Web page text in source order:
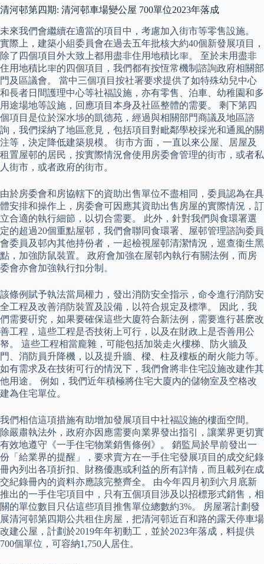
清河邨第四期: 清河邨車場變公屋 700單位2023年落成
未來我們會繼續在適當的項目中，考慮加入街市等零售設施。
實際上，建築小組委員會在過去五年批核大約40個新發展項目，
除了四個項目外大致上都用盡非住用地積比率。 至於未用盡非
住用地積比率的四個項目，我們都有按恆常機制諮詢政府相關部
門及區議會。 當中三個項目按社署要求提供了如特殊幼兒中心
和長者日間護理中心等社福設施，亦有零售、泊車、幼稚園和多
用途場地等設施，回應項目本身及社區整體的需要。 剩下第四
個項目是位於深水埗的凱德苑，經過與相關部門商議及地區諮
詢，我們採納了地區意見，包括項目對毗鄰學校採光和通風的關
注等，決定降低建築規模。 街市方面，一直以來公屋、居屋及
租置屋邨的居民，按實際情況會使用房委會管理的街市，或者私
人街市，或者政府的街市。
由於房委會和房協轄下的資助出售單位不盡相同，委員認為在具
體安排和操作上，房委會可因應其資助出售房屋的實際情況，訂
立合適的執行細節，以切合需要。 此外，針對我們與食環署選
定的超過20個重點屋邨，我們會聯同食環署、屋邨管理諮詢委員
會委員及邨內其他持份者，一起檢視屋邨清潔情況，巡查衞生黑
點，加強防鼠裝置。 政府會加強在屋邨內執行有關法例，而房
委會亦會加強執行扣分制。
該條例賦予執法當局權力，發出消防安全指示，命令進行消防安
全工程及改善消防裝置及設備，以符合規定及標準。 因此，我
們需要硏究，如果要確保這些大廈符合新法例，需要進行甚麽改
善工程，這些工程是否技術上可行，以及在財政上是否善用公
帑。 這些工程相當龐雜，可能包括加裝走火樓梯、防火牆及
門、消防員升降機，以及提升牆、樑、柱及樓板的耐火能力等。
如有需求及在技術可行的情況下，我們會將非住宅設施改建作其
他用途。 例如，我們近年積極將住宅大廈內的儲物室及空格改
建為住宅單位。
我們相信這項措施有助增加發展項目中社福設施的樓面空間。
除嚴肅執法外，政府亦因應需要向業界發出指引，讓業界更切實
有效地遵守《一手住宅物業銷售條例》。 銷監局於早前發出一
份「給業界的提醒」，要求賣方在一手住宅發展項目的成交紀錄
冊內列出各項折扣、財務優惠或利益的所有詳情，而且載列在成
交紀錄冊內的資料亦應該完整齊全。 由今年四月初到六月底新
推出的一手住宅項目中，只有五個項目涉及以招標形式銷售，相
關的單位數目只佔這些項目推售單位總數約3%。 房屋署計劃發
展清河邨第四期公共租住房屋，把清河邨近百和路的露天停車場
改建公屋，計劃於2019年年初動工，並於2023年落成，料提供
700個單位，可容納1,750人居住。